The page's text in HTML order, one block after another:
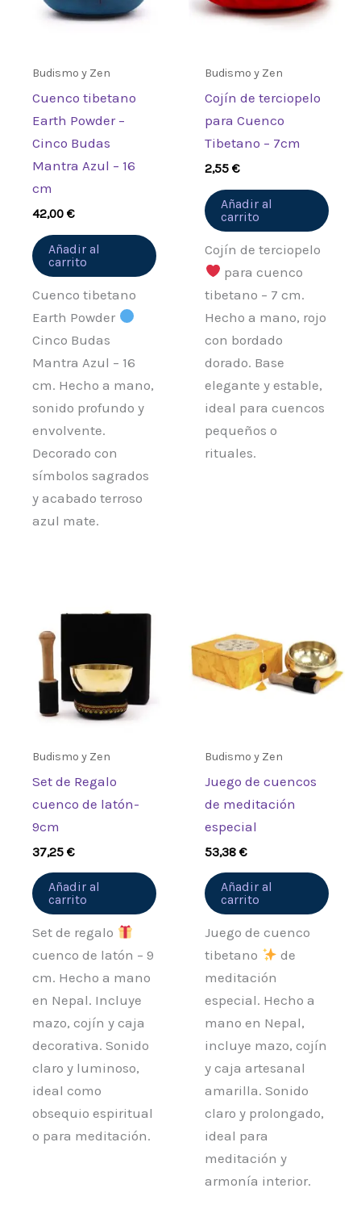
Budismo y Zen
Cuenco tibetano
Earth Powder –
Cinco Budas
Mantra Azul – 16
cm
42,00€
Añadir al
carrito
Cuenco tibetano
Earth Powder
Cinco Budas
Mantra Azul – 16
cm. Hecho a mano,
sonido profundo y
envolvente.
Decorado con
símbolos sagrados
y acabado terroso
azul mate.
Budismo y Zen
Cojín de terciopelo
para Cuenco
Tibetano – 7cm
2,55€
Añadir al
carrito
Cojín de terciopelo
para cuenco
tibetano – 7 cm.
Hecho a mano, rojo
con bordado
dorado. Base
elegante y estable,
ideal para cuencos
pequeños o
rituales.
Budismo y Zen
Set de Regalo
cuenco de latón-
9cm
37,25€
Añadir al
carrito
Set de regalo
cuenco de latón – 9
cm. Hecho a mano
en Nepal. Incluye
mazo, cojín y caja
decorativa. Sonido
claro y luminoso,
ideal como
obsequio espiritual
o para meditación.
Budismo y Zen
Juego de cuencos
de meditación
especial
53,38€
Añadir al
carrito
Juego de cuenco
tibetano
de
meditación
especial. Hecho a
mano en Nepal,
incluye mazo, cojín
y caja artesanal
amarilla. Sonido
claro y prolongado,
ideal para
meditación y
armonía interior.